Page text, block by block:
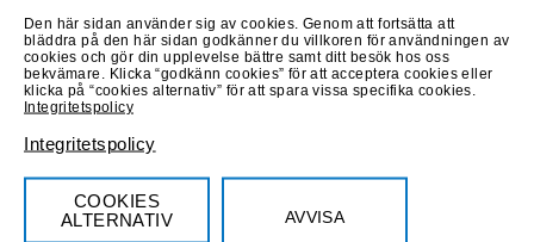
Köp 780 Kr
Progressiva
Bifokala
Låna hem
Den här sidan använder sig av cookies. Genom att fortsätta att
bläddra på den här sidan godkänner du villkoren för användningen av
cookies och gör din upplevelse bättre samt ditt besök hos oss
bekvämare. Klicka “godkänn cookies” för att acceptera cookies eller
klicka på “cookies alternativ” för att spara vissa specifika cookies.
Integritetspolicy
Integritetspolicy
COOKIES
ALTERNATIV
AVVISA